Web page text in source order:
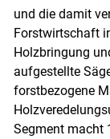
und die damit
Forstwirtschaft
Holzbringung
aufgestellte
forstbezogene
Segment macht